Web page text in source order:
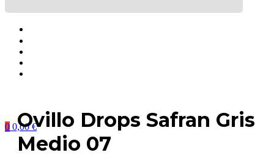
0 0,00€
Ovillo Drops Safran Gris
Medio 07